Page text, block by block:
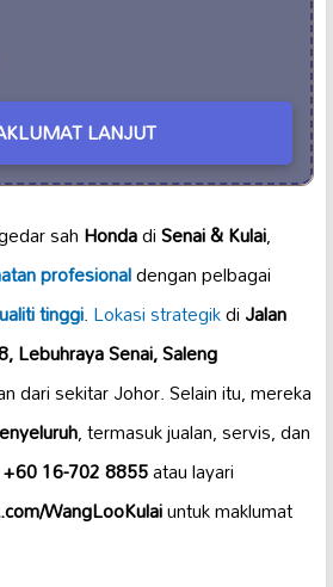
LANJUT
sahHondadiSenai & Kulai,
profesionaldengan pelbagai
tinggi.Lokasi strategikdiJalan
Lebuhraya Senai, Saleng
dari sekitar Johor. Selain itu, mereka
, termasuk jualan, servis, dan
+60 16-702 8855atau layari
WangLooKulaiuntuk maklumat